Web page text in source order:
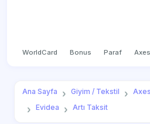
WorldCard Bonus Paraf
Ana Sayfa Giyim / Tekstil
Evidea
Artı Taksit